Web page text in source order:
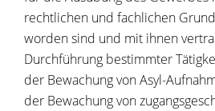
rechtlichen und fachlichen
worden sind und mit ihnen
Durchführung bestimmter
der Bewachung von Asyl-
der Bewachung von